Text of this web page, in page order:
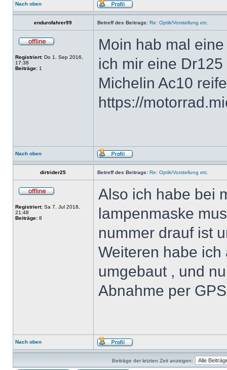
Nach oben
endurofahrer99 Betreff des Beitrags: Re: Optik/Vorstellung etc.
Registriert: Do 1. Sep 2016,
17:38
Beiträge: 1
Moin hab mal
ich mir eine
Michelin Ac10
https://
Nach oben
dirtrider25 Betreff des Beitrags: Re: Optik/Vorstellung etc.
Registriert: Sa 7. Jul 2018,
21:48
Beiträge: 8
Also ich habe bei
lampenmaske
nummer drauf ist
Weiteren habe
umgebaut , und
Abnahme per
Nach oben
Beiträge der letzten Zeit anzeigen: